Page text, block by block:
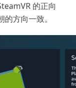
的正向
方向一致。